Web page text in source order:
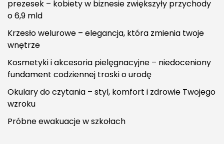
prezesek – kobiety w biznesie zwiększyły przychody
o 6,9 mld
Krzesło welurowe – elegancja, która zmienia twoje
wnętrze
Kosmetyki i akcesoria pielęgnacyjne – niedoceniony
fundament codziennej troski o urodę
Okulary do czytania – styl, komfort i zdrowie Twojego
wzroku
Próbne ewakuacje w szkołach